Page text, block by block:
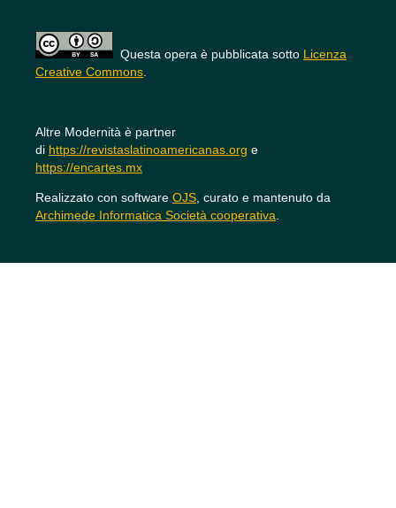
Questa opera è pubblicata sotto Licenza
Creative Commons.
Altre Modernità è partner
di https://revistaslatinoamericanas.org e
https://encartes.mx
Realizzato con software OJS, curato e mantenuto da
Archimede Informatica Società cooperativa